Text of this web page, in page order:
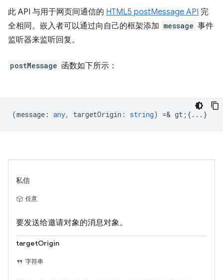
此 API 与用于网页间通信的 HTML5 postMessage API 完
全相同。嵌入者可以通过向自己的框架添加 message 事件
监听器来监听回复。
postMessage 函数如下所示：
(message : any, targetOrigin : string) =& gt;{...}
私信
任意
要发送给邀请对象的消息对象。
targetOrigin
字符串